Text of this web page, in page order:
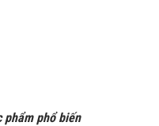
phổ biến